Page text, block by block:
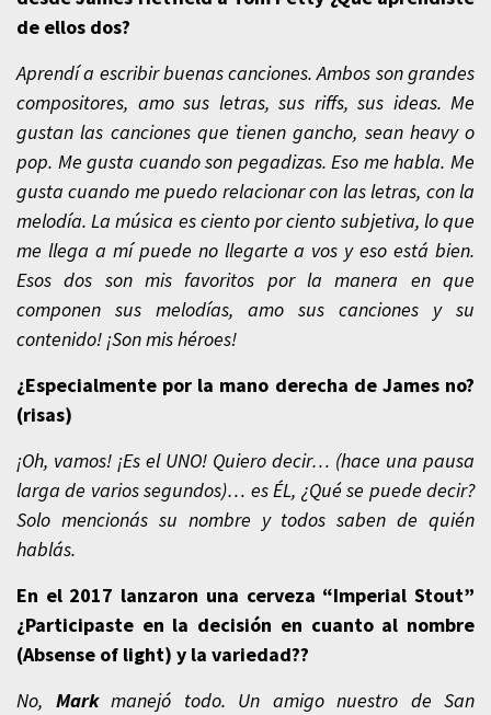
de ellos dos?
Aprendí a escribir buenas canciones. Ambos son grandes
compositores, amo sus letras, sus riffs, sus ideas. Me
gustan las canciones que tienen gancho, sean heavy o
pop. Me gusta cuando son pegadizas. Eso me habla. Me
gusta cuando me puedo relacionar con las letras, con la
melodía. La música es ciento por ciento subjetiva, lo que
me llega a mí puede no llegarte a vos y eso está bien.
Esos dos son mis favoritos por la manera en que
componen sus melodías, amo sus canciones y su
contenido! ¡Son mis héroes!
¿Especialmente por la mano derecha de James no?
(risas)
¡Oh, vamos! ¡Es el UNO! Quiero decir… (hace una pausa
larga de varios segundos)… es ÉL, ¿Qué se puede decir?
Solo mencionás su nombre y todos saben de quién
hablás.
En el 2017 lanzaron una cerveza “Imperial Stout”
¿Participaste en la decisión en cuanto al nombre
(Absense of light) y la variedad??
No, Markmanejó todo. Un amigo nuestro de San